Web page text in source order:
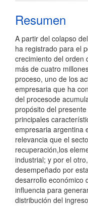
Resumen
A partir del colapso
ha registrado para el
crecimiento del orden
más de cuatro
proceso, uno de los
empresaria que ha
del procesode
propósito del
principales
empresaria argentina
relevancia que el
recuperación,los
industrial; y por el
desempeñado por
desarrollo económico
influencia para
distribución del ingreso